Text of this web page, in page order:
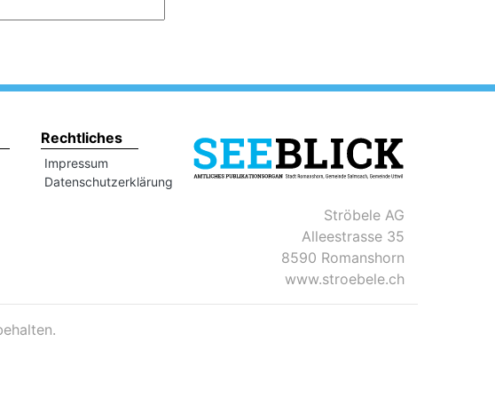
Rechtliches
Impressum
Datenschutzerklärung
Ströbele AG
Alleestrasse 35
8590 Romanshorn
www.stroebele.ch